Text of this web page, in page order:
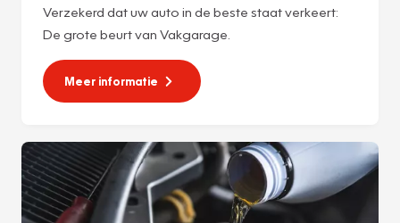
Verzekerd dat uw auto in de beste staat verkeert:
De grote beurt van Vakgarage.
Meer informatie